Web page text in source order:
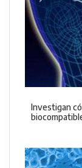
Investigan